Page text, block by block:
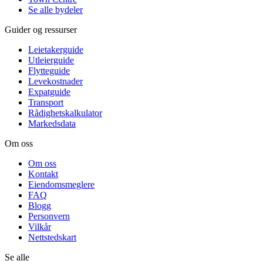
Se alle bydeler
Guider og ressurser
Leietakerguide
Utleierguide
Flytteguide
Levekostnader
Expatguide
Transport
Rådighetskalkulator
Markedsdata
Om oss
Om oss
Kontakt
Eiendomsmeglere
FAQ
Blogg
Personvern
Vilkår
Nettstedskart
Se alle